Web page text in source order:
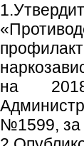
на
№1599, за